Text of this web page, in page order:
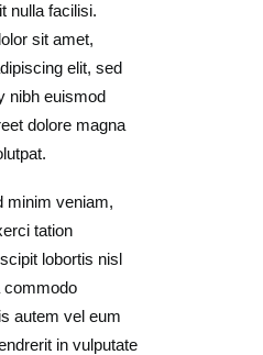
nulla facilisi.
sit amet,
elit, sed
nibh euismod
dolore magna
minim veniam,
tation
lobortis nisl
commodo
autem vel eum
in vulputate